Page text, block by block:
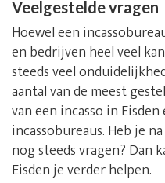
Veelgestelde vragen
Hoewel een
en bedrijven heel veel
steeds veel
aantal van de meest
van een incasso in
incassobureaus. Heb je
nog steeds vragen? Dan
Eisden je verder helpen.